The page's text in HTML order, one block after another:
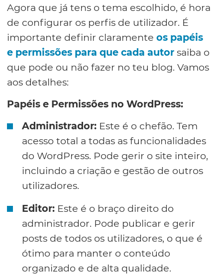
Agora que já tens o tema escolhido, é hora
de configurar os perfis de utilizador. É
importante definir claramente os papéis
e permissões para que cada autor saiba o
que pode ou não fazer no teu blog. Vamos
aos detalhes:
Papéis e Permissões no WordPress:
Administrador: Este é o chefão. Tem
acesso total a todas as funcionalidades
do WordPress. Pode gerir o site inteiro,
incluindo a criação e gestão de outros
utilizadores.
Editor: Este é o braço direito do
administrador. Pode publicar e gerir
posts de todos os utilizadores, o que é
ótimo para manter o conteúdo
organizado e de alta qualidade.